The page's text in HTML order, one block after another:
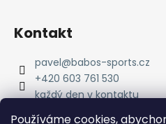
Používáme cookies,
Kontakt
pavel@babos-sports.cz
+420 603 761 530
každý den v kontaktu
pavel.babos.90/